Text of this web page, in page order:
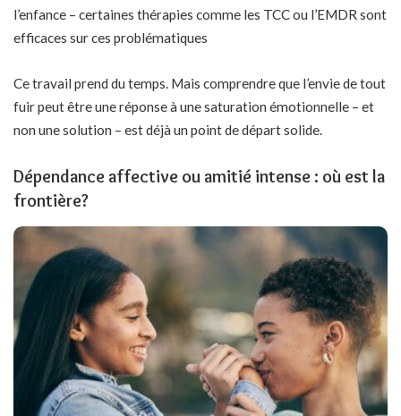
l’enfance – certaines thérapies comme les TCC ou l’EMDR sont
efficaces sur ces problématiques
Ce travail prend du temps. Mais comprendre que l’envie de tout
fuirpeut être une réponse à une saturation émotionnelle – et
non une solution – est déjà un point de départ solide.
Dépendance affective ou amitié intense : où est la
frontière?